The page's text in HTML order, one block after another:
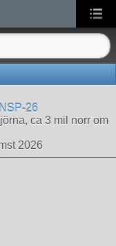
26
ca 3 mil norr om
2026